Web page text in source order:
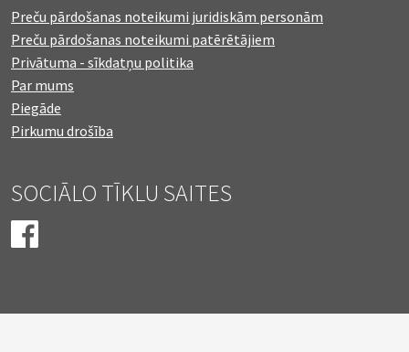
Preču pārdošanas noteikumi juridiskām personām
Preču pārdošanas noteikumi patērētājiem
Privātuma - sīkdatņu politika
Par mums
Piegāde
Pirkumu drošība
SOCIĀLO TĪKLU SAITES